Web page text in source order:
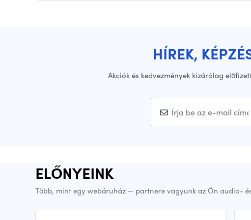
HÍREK,
Akciók és kedvezmények kizárólag
ELŐNYEINK
Több, mint egy webáruház — partnere vagyunk az Ön audio-